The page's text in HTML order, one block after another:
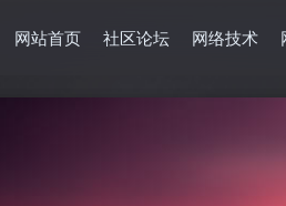
网站首页 社区论坛 网络技术